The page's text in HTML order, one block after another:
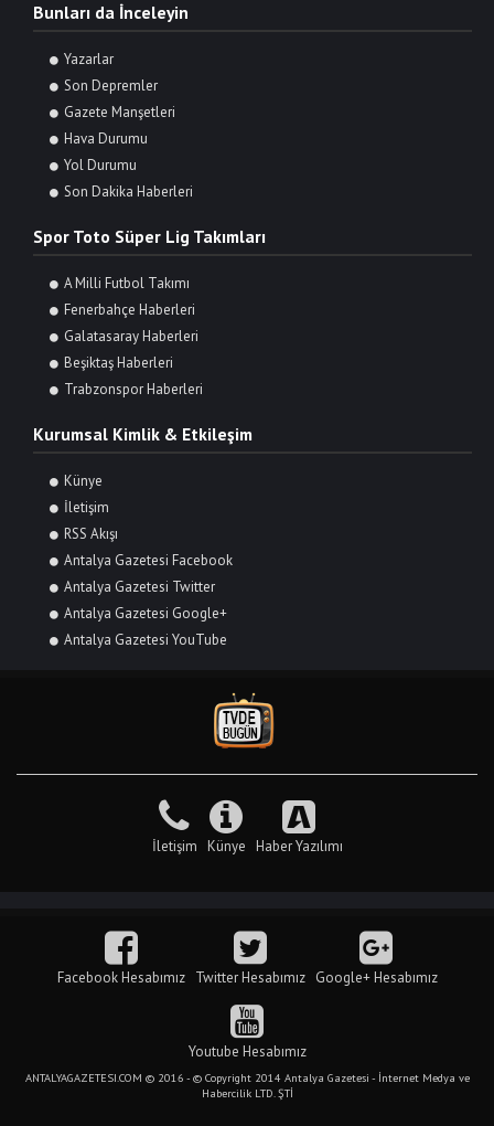
Bunları da İnceleyin
Yazarlar
Son Depremler
Gazete Manşetleri
Hava Durumu
Yol Durumu
Son Dakika Haberleri
Spor Toto Süper Lig Takımları
A Milli Futbol Takımı
Fenerbahçe Haberleri
Galatasaray Haberleri
Beşiktaş Haberleri
Trabzonspor Haberleri
Kurumsal Kimlik & Etkileşim
Künye
İletişim
RSS Akışı
Antalya Gazetesi Facebook
Antalya Gazetesi Twitter
Antalya Gazetesi Google+
Antalya Gazetesi YouTube
İletişim Künye Haber Yazılımı
Facebook Hesabımız Twitter Hesabımız Google+ Hesabımız
Youtube Hesabımız
ANTALYAGAZETESI.COM © 2016 - © Copyright 2014 Antalya Gazetesi - İnternet Medya ve
Habercilik LTD. ŞTİ